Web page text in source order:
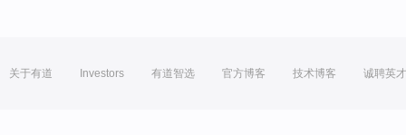
关于有道 Investors 有道智选 官方博客 技术博客 诚聘英才